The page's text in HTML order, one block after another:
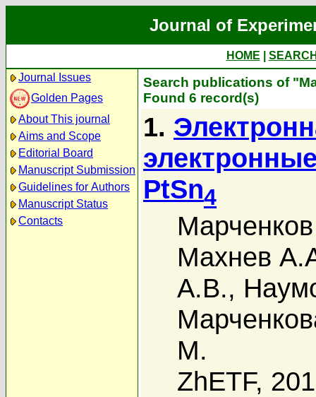
Journal of
HOME
Journal Issues
Golden Pages
About This journal
Aims and Scope
Editorial Board
Manuscript Submission
Guidelines for Authors
Manuscript Status
Contacts
Search publications of
Found 6 record(s)
1.
PtSn4
Махнев
А.В.,
M.
ZhETF,